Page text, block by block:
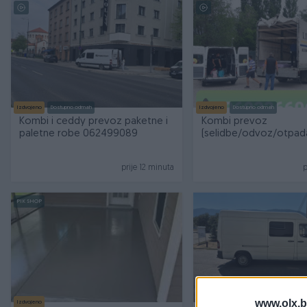
Izdvojeno Dostupno odmah
Kombi i ceddy prevoz paketne i
paletne robe 062499089
prije 12 minuta
Izdvojeno Dostupno odmah
Kombi prevoz
(selidbe/odvoz/
PIK SHOP
Izdvojeno Dostupno odmah